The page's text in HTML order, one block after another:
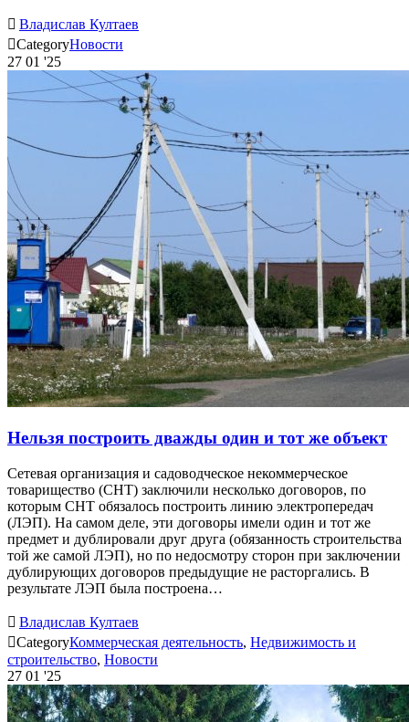
 Владислав Култаев
CategoryНовости
27 01 '25
Нельзя построить дважды один и тот же объект
Сетевая организация и садоводческое некоммерческое
товарищество (СНТ) заключили несколько договоров, по
которым СНТ обязалось построить линию электропередач
(ЛЭП). На самом деле, эти договоры имели один и тот же
предмет и дублировали друг друга (обязанность строительства
той же самой ЛЭП), но по недосмотру сторон при заключении
дублирующих договоров предыдущие не расторгались. В
результате ЛЭП была построена…
 Владислав Култаев
CategoryКоммерческая деятельность, Недвижимость и
строительство, Новости
27 01 '25